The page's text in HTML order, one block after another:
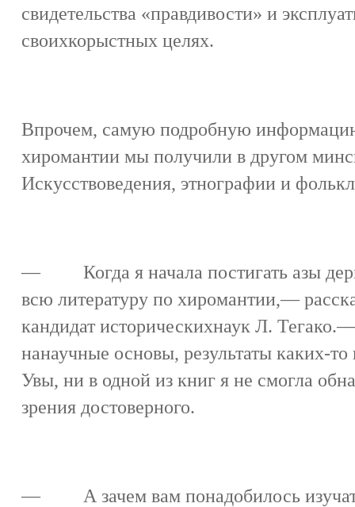
свидетельства «правдивости» и
своихкорыстных целях.
Впрочем, самую подробную
хиромантии мы получили в другом
Искусствоведения, этнографии и
— Когда я начала постигать азы
всю литературу по хиромантии,—
кандидат историческихнаук Л.
нанаучные основы, результаты каких-
Увы, ни в одной из книг я не смогла
зрения достоверного.
— А зачем вам понадобилось